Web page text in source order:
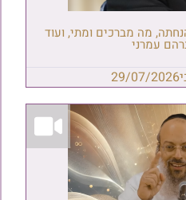
מה מברכים ומתי, ועוד
עמרני
29/07/2026